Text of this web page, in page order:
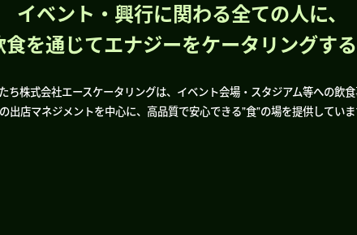
イベント・興行に関わる全ての人に、
食を通じてエナジーをケータリングする
ち株式会社エースケータリングは、イベント会場・スタジアム等への飲
出店マネジメントを中心に、高品質で安心できる”食”の場を提供していま